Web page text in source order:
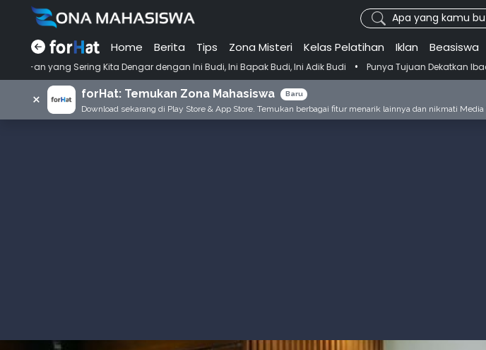
Apa yang kamu
Home Berita Tips Zona Misteri Kelas Pelatihan Iklan Beasiswa
Kita Dengar dengan Ini Budi, Ini Bapak Budi, Ini Adik Budi • Punya Tujuan Dekatkan Ibadah ke
× forHat: Temukan Zona Mahasiswa Baru
Download sekarang di Play Store & App Store. Temukan berbagai fitur menarik lainnya dan nikmati Media